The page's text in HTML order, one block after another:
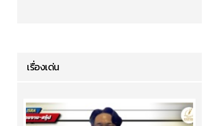
เรื่องเด่น